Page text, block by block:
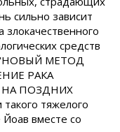
сильно зависит
средств
"НОВЫЙ МЕТОД
РАКА
ПОЗДНИХ
тяжелого
вместе со